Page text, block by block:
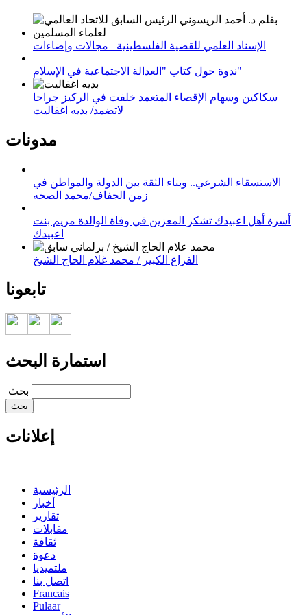
الإسناد العلمي للقضية الفلسطينية_ مجالات وإضاءات
ندوة حول كتاب "العدالة الاجتماعية في الإسلام"
سكاكين وسهام الإقصاء المتعمد خلفت في الركيز جراحا
لاتضمد/ بديه اغفاليت
مدونات
الاستسقاء الشرعي.. وبناء الثقة بين الدولة والمواطن في
زمن الجفاف/محمد الصحه
أسرة أهل اعبيدك تشكر المعزين في وفاة الوالدة مريم بنت
اعبيدك
الفراغ الكبير / محمد غلام الحاج الشيخ
تابعونا
استمارة البحث
‏بحث ‏
إعلانات
الرئيسية
أخبار
تقارير
مقابلات
ثقافة
دعوة
ملتميديا
اتصل بنا
Francais
Pulaar